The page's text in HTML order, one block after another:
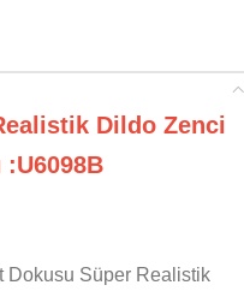
Dildo Zenci
Dokusu Süper Realistik